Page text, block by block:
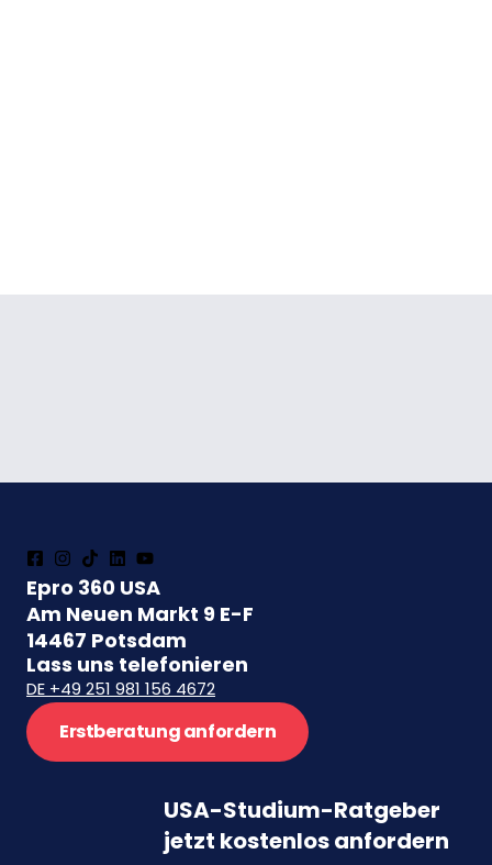
Epro 360 USA
Am Neuen Markt 9 E-F
14467 Potsdam
Lass uns telefonieren
DE +49 251 981 156 4672
Erstberatung anfordern
USA-Studium-Ratgeber
jetzt kostenlos anfordern